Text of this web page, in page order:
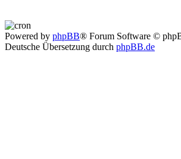
Powered by phpBB® Forum Software ©
Deutsche Übersetzung durch phpBB.de